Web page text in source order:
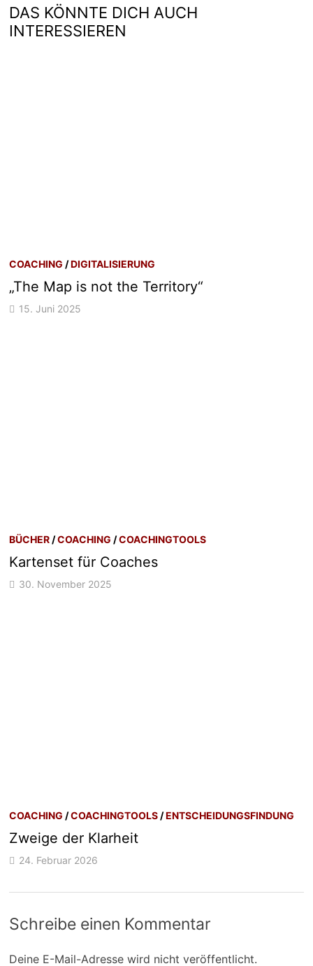
DAS KÖNNTE DICH AUCH
INTERESSIEREN
COACHING /DIGITALISIERUNG
„The Map is not the Territory“
15. Juni 2025
BÜCHER /COACHING /COACHINGTOOLS
Kartenset für Coaches
30. November 2025
COACHING /COACHINGTOOLS /ENTSCHEIDUNGSFINDUNG
Zweige der Klarheit
24. Februar 2026
Schreibe einen Kommentar
Deine E-Mail-Adresse wird nicht veröffentlicht.